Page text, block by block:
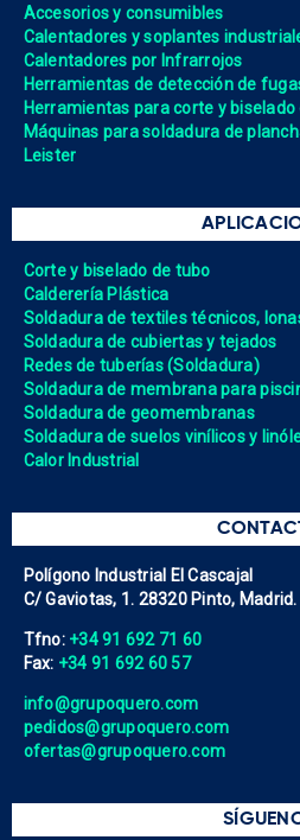
Accesorios y consumibles
Calentadores y soplantes
Calentadores por Infrarrojos
Herramientas de detección de
Herramientas para corte y biselado
Máquinas para soldadura de
Leister
Corte y biselado de tubo
Calderería Plástica
Soldadura de textiles técnicos,
Soldadura de cubiertas y tejados
Redes de tuberías (Soldadura)
Soldadura de membrana para
Soldadura de geomembranas
Soldadura de suelos vinílicos y
Calor Industrial
Polígono Industrial El Cascajal
C/ Gaviotas, 1. 28320 Pinto, Madrid.
Tfno: +34 91 692 71 60
Fax: +34 91 692 60 57
info@grupoquero.com
pedidos@grupoquero.com
ofertas@grupoquero.com